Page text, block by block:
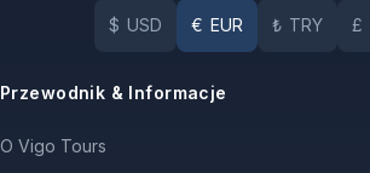
$ USD € EUR ₺ TRY £
Przewodnik & Informacje
O Vigo Tours